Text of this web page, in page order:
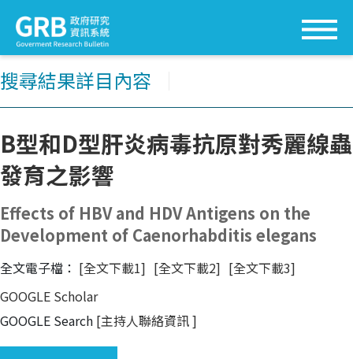
搜尋結果詳目內容
B型和D型肝炎病毒抗原對秀麗線蟲
發育之影響
Effects of HBV and HDV Antigens on the
Development of Caenorhabditis elegans
全文電子檔： [全文下載1] [全文下載2] [全文下載3]
GOOGLE Scholar
GOOGLE Search [主持人聯絡資訊]